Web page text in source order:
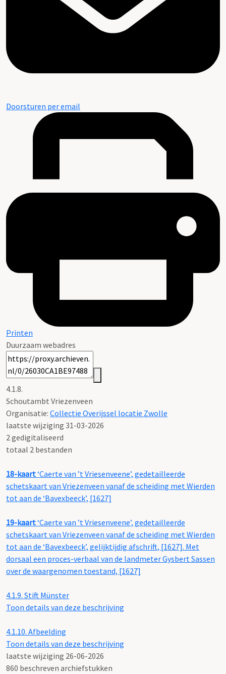
Doorsturen per email
Printen
Duurzaam webadres
4.1.8.
Schoutambt Vriezenveen
Organisatie: Collectie Overijssel locatie Zwolle
laatste wijziging 31-03-2026
2 gedigitaliseerd
totaal 2 bestanden
18-kaart‘Caerte van ’t Vriesenveene’, gedetailleerde
schetskaart van Vriezenveen vanaf de scheiding met Wierden
tot aan de ‘Bavexbeeck’, [1627]
19-kaart‘Caerte van ’t Vriesenveene’, gedetailleerde
schetskaart van Vriezenveen vanaf de scheiding met Wierden
tot aan de ‘Bavexbeeck’, gelijktijdig afschrift, [1627]. Met
dorsaal een proces-verbaal van de landmeter Gysbert Sassen
over de waargenomen toestand, [1627]
4.1.9. Stift Münster
Toon details van deze beschrijving
4.1.10. Afbeelding
Toon details van deze beschrijving
laatste wijziging 26-06-2026
860 beschreven archiefstukken